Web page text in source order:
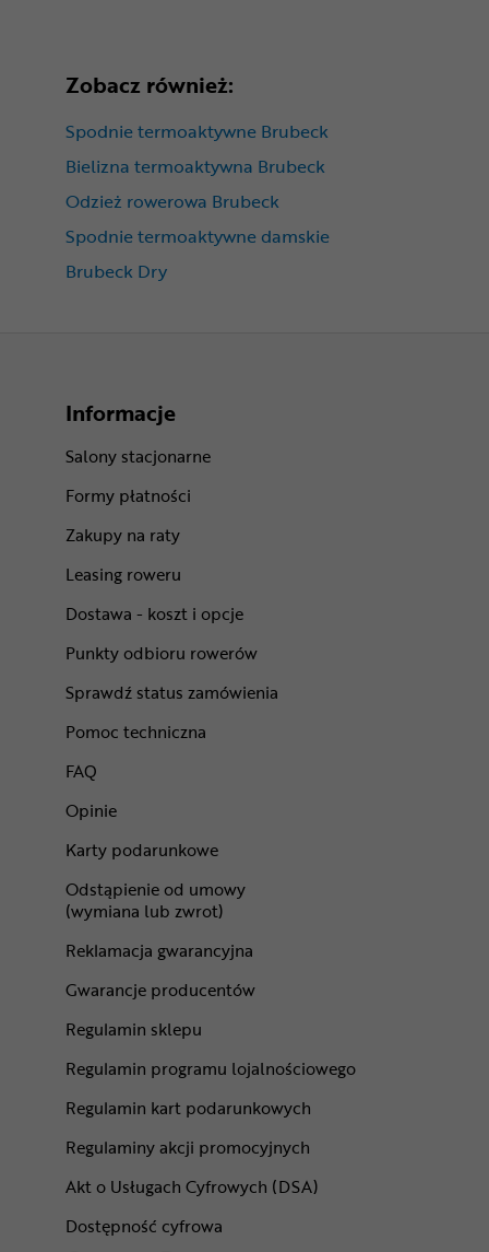
Zobacz również:
Spodnie termoaktywne Brubeck
Bielizna termoaktywna Brubeck
Odzież rowerowa Brubeck
Spodnie termoaktywne damskie
Brubeck Dry
Informacje
Salony stacjonarne
Formy płatności
Zakupy na raty
Leasing roweru
Dostawa - koszt i opcje
Punkty odbioru rowerów
Sprawdź status zamówienia
Pomoc techniczna
FAQ
Opinie
Karty podarunkowe
Odstąpienie od umowy
(wymiana lub zwrot)
Reklamacja gwarancyjna
Gwarancje producentów
Regulamin sklepu
Regulamin programu lojalnościowego
Regulamin kart podarunkowych
Regulaminy akcji promocyjnych
Akt o Usługach Cyfrowych (DSA)
Dostępność cyfrowa